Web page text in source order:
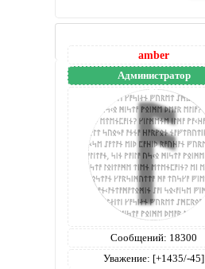
amber
Администратор
Сообщений: 18300
Уважение: [+1435/-45]